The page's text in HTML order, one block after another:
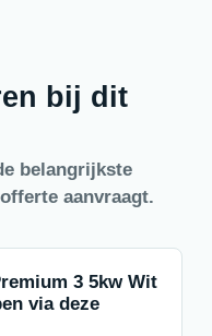
bij dit
belangrijkste
aanvraagt.
3 5kw Wit
via deze